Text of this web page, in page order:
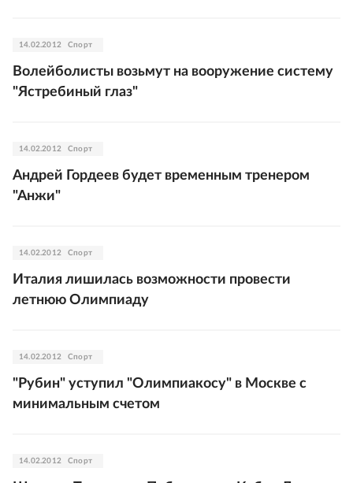
14.02.2012 Спорт
Волейболисты возьмут на вооружение систему
"Ястребиный глаз"
14.02.2012 Спорт
Андрей Гордеев будет временным тренером
"Анжи"
14.02.2012 Спорт
Италия лишилась возможности провести
летнюю Олимпиаду
14.02.2012 Спорт
"Рубин" уступил "Олимпиакосу" в Москве с
минимальным счетом
14.02.2012 Спорт